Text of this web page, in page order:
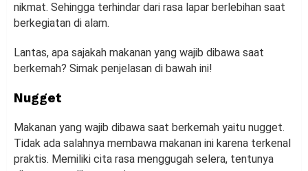
nikmat. Sehingga terhindar dari rasa lapar berlebihan saat
berkegiatan di alam.
Lantas, apa sajakah makanan yang wajib dibawa saat
berkemah? Simak penjelasan di bawah ini!
Nugget
Makanan yang wajib dibawa saat berkemah yaitu nugget.
Tidak ada salahnya membawa makanan ini karena terkenal
praktis. Memiliki cita rasa menggugah selera, tentunya